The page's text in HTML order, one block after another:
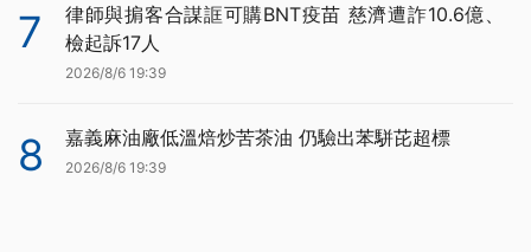
7
律師與掮客合謀誆可購BNT疫苗 慈濟遭詐10.6億、
檢起訴17人
2026/8/6 19:39
8 嘉義麻油廠低溫焙炒苦茶油 仍驗出苯駢芘超標
2026/8/6 19:39